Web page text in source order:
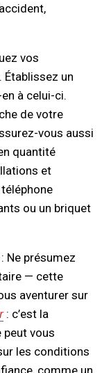
vos
Établissez un
à celui-ci.
de votre
vous aussi
quantité
et
ou un briquet
: Ne présumez
— cette
aventurer sur
: c’est la
peut vous
les conditions
comme un